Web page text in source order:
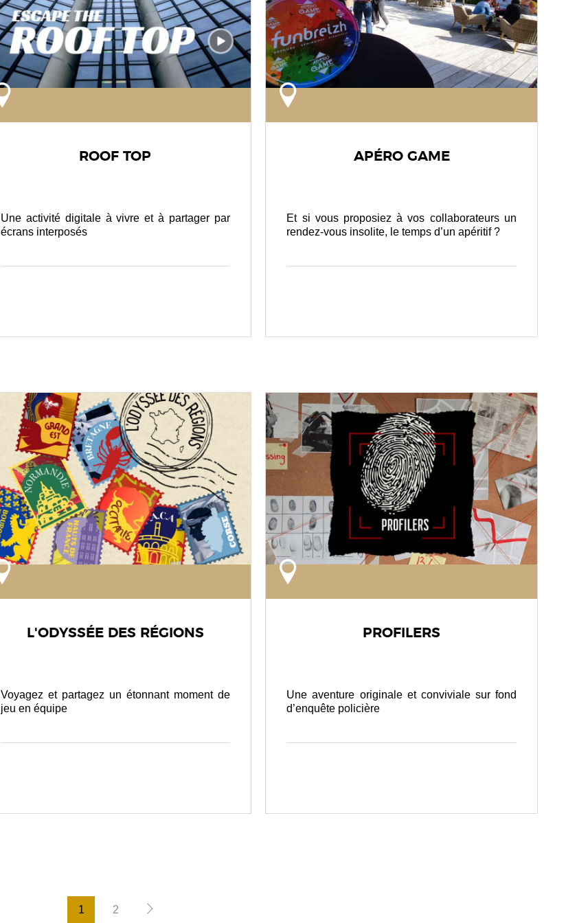
ROOF TOP
Une activité digitale à vivre et à partager par
écrans interposés
APÉRO GAME
Et si vous proposiez à vos collaborateurs un
rendez-vous insolite, le temps d’un apéritif ?
L'ODYSSÉE DES RÉGIONS
Voyagez et partagez un étonnant moment de
jeu en équipe
PROFILERS
Une aventure originale et conviviale sur fond
d’enquête policière
1 2